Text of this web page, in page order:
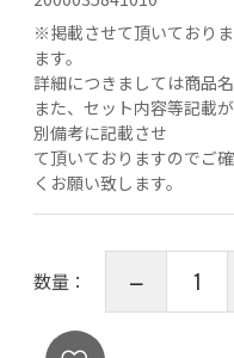
※掲載させて頂いており
ます。
詳細につきましては商品
また、セット内容等記載
別備考に記載させ
て頂いておりますのでご
くお願い致します。
数量：